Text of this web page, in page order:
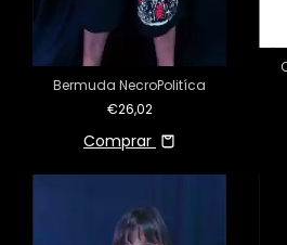
Bermuda NecroPolitíca
€26,02
Comprar